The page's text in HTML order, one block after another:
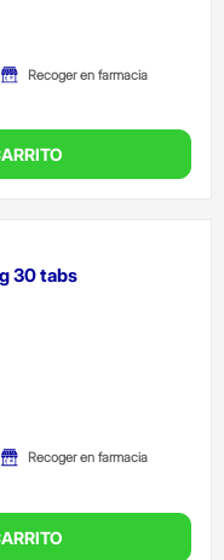
Recoger en farmacia
30 tabs
Recoger en farmacia